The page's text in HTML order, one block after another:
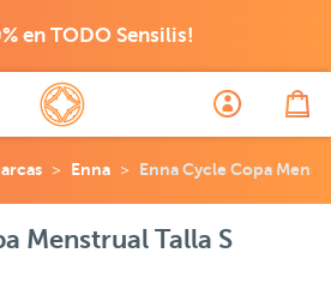
en TODO Sensilis!
Enna Enna Cycle Copa
Menstrual Talla S